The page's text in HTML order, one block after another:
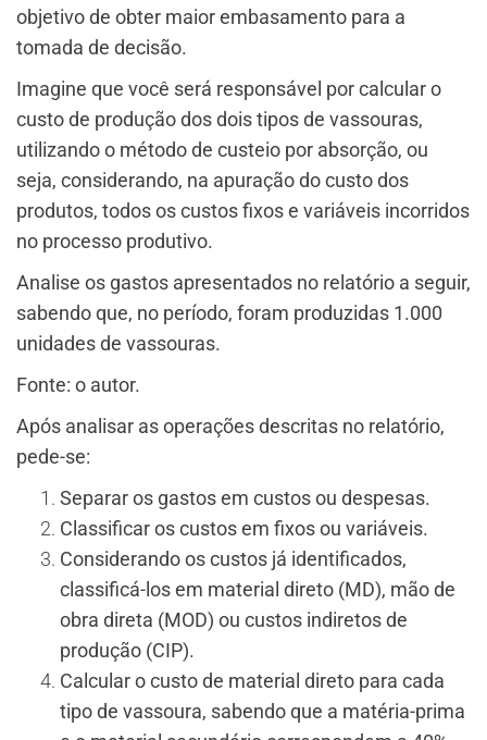
objetivo de obter maior embasamento para a
tomada de decisão.
Imagine que você será responsável por calcular o
custo de produção dos dois tipos de vassouras,
utilizando o método de custeio por absorção, ou
seja, considerando, na apuração do custo dos
produtos, todos os custos fixos e variáveis incorridos
no processo produtivo.
Analise os gastos apresentados no relatório a seguir,
sabendo que, no período, foram produzidas 1.000
unidades de vassouras.
Fonte: o autor.
Após analisar as operações descritas no relatório,
pede-se:
Separar os gastos em custos ou despesas.
Classificar os custos em fixos ou variáveis.
Considerando os custos já identificados,
classificá-los em material direto (MD), mão de
obra direta (MOD) ou custos indiretos de
produção (CIP).
Calcular o custo de material direto para cada
tipo de vassoura, sabendo que a matéria-prima